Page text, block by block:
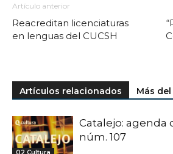
Artículo anterior
Reacreditan licenciaturas
en lenguas del CUCSH
Artículos relacionados Más
02 Cultura
Catalejo: agenda
núm. 107